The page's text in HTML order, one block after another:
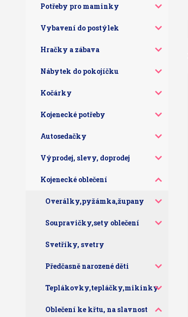
Potřeby pro maminky
Vybavení do postýlek
Hračky a zábava
Nábytek do pokojíčku
Kočárky
Kojenecké potřeby
Autosedačky
Výprodej, slevy, doprodej
Kojenecké oblečení
Overálky,pyžámka,župany
Soupravičky,sety oblečení
Svetříky, svetry
Předčasně narozené děti
Teplákovky,tepláčky,mikinky
Oblečení ke křtu, na slavnost